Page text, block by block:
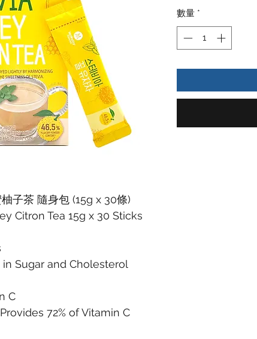
子茶 隨身包 (15g x 30條)
Citron Tea 15g x 30 Sticks
Sugar and Cholesterol
C
72% of Vitamin C
數量 *